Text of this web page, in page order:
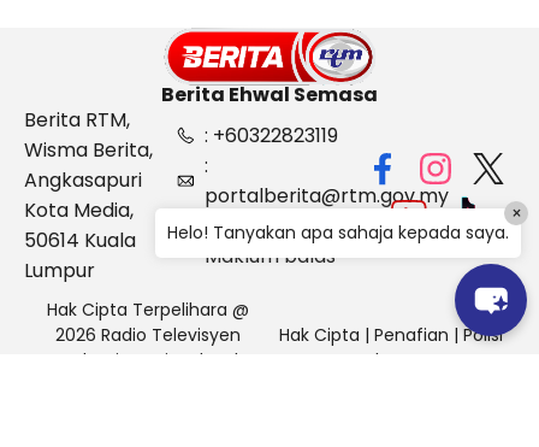
Berita Ehwal Semasa
Berita RTM,
Wisma Berita,
Angkasapuri
Kota Media,
50614 Kuala
Lumpur
: +60322823119
:
portalberita@rtm.gov.my
: Aduan &
Maklum balas
Hak Cipta Terpelihara @
2026 Radio Televisyen
Malaysia, Berita Ehwal
Hak Cipta | Penafian | Polisi
Keselamatan
Helo! Tanyakan apa sahaja kepada saya.
×